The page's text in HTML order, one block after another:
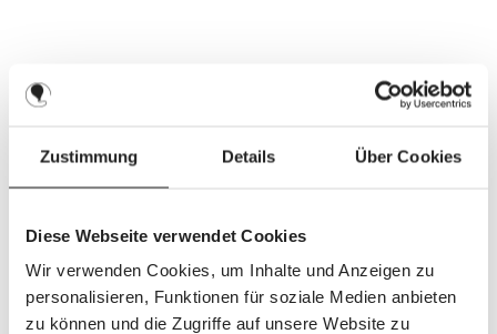
Zustimmung Details Über Cookies
Diese Webseite verwendet Cookies
Wir verwenden Cookies, um Inhalte und Anzeigen zu
personalisieren, Funktionen für soziale Medien anbieten
zu können und die Zugriffe auf unsere Website zu